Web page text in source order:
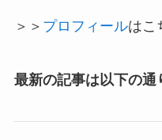
＞＞ プロフィールはこ
最新の記事は以下の通